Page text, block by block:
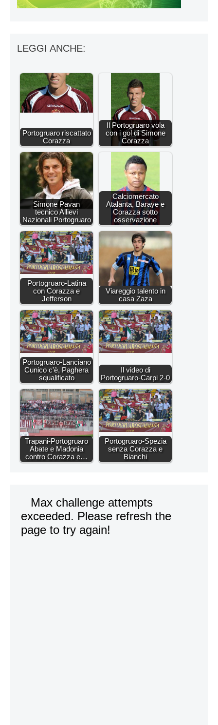
LEGGI ANCHE:
Portogruaro riscattato
Corazza
Il Portogruaro vola
con i gol di Simone
Corazza
Simone Pavan
tecnico Allievi
Nazionali Portogruaro
Calciomercato
Atalanta, Baraye e
Corazza sotto
osservazione
Portogruaro-Latina
con Corazza e
Jefferson
Viareggio talento in
casa Zaza
Portogruaro-Lanciano
Cunico c'è, Paghera
squalificato
Il video di
Portogruaro-Carpi 2-0
Trapani-Portogruaro
Abate e Madonia
contro Corazza e…
Portogruaro-Spezia
senza Corazza e
Bianchi